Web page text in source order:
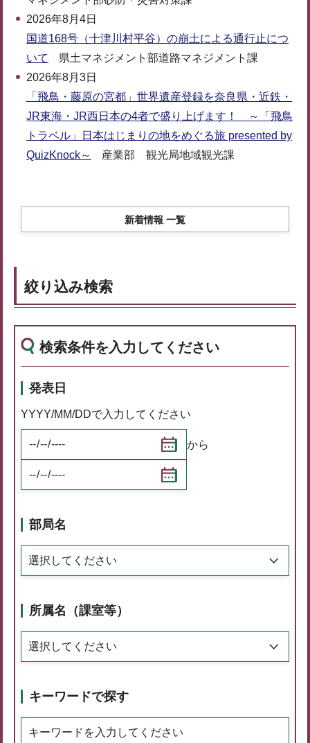
2026年8月4日
国道168号（十津川村平谷）の崩土による通行止につ
いて
県土マネジメント部道路マネジメント課
2026年8月3日
「飛鳥・藤原の宮都」世界遺産登録を奈良県・近鉄・
JR東海・JR西日本の4者で盛り上げます！ ～「飛鳥
トラベル」日本はじまりの地をめぐる旅 presented by
QuizKnock～
産業部 観光局地域観光課
新着情報 一覧
絞り込み検索
検索条件を入力してください
発表日
YYYY/MM/DDで入力してください
から
部局名
所属名（課室等）
キーワードで探す